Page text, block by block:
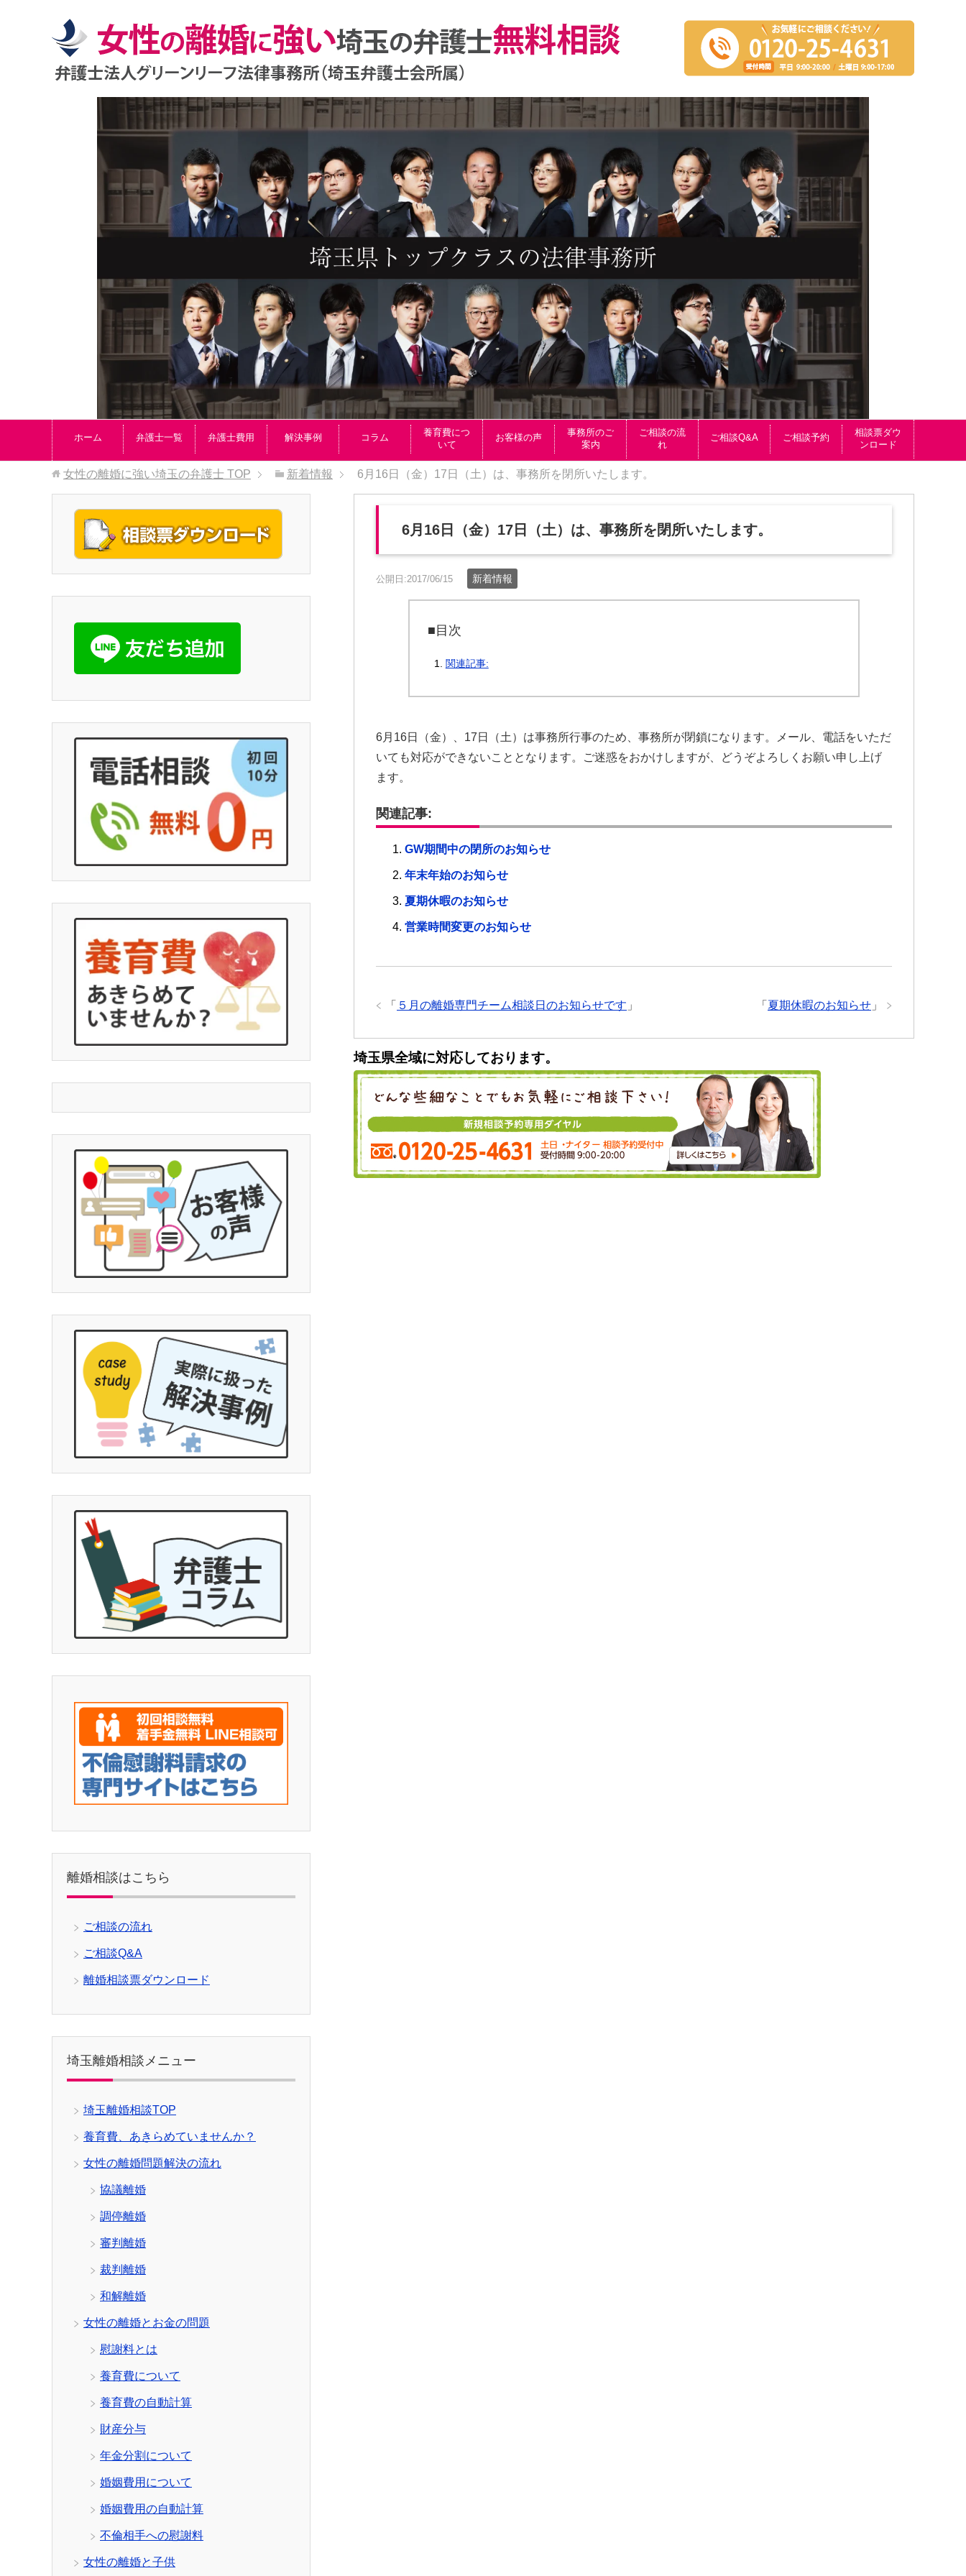
ホーム 弁護士一覧 弁護士費用 解決事例 コラム
養育費につ
いて
お客様の声
事務所のご
案内
ご相談の流
れ
ご相談Q&A ご相談予約
相談票ダウ
ンロード
女性の離婚に強い埼玉の弁護士 TOP 新着情報 6月16日（金）17日（土）は、事務所を閉所いたします。
6月16日（金）17日（土）は、事務所を閉所いたします。
公開日:2017/06/15 新着情報
■目次
関連記事:
6月16日（金）、17日（土）は事務所行事のため、事務所が閉鎖になります。メール、電話をいただ
いても対応ができないこととなります。ご迷惑をおかけしますが、どうぞよろしくお願い申し上げ
ます。
関連記事:
GW期間中の閉所のお知らせ
年末年始のお知らせ
夏期休暇のお知らせ
営業時間変更のお知らせ
「 夏期休暇のお知らせ 」
「 ５月の離婚専門チーム相談日のお知らせです 」
埼玉県全域に対応しております。
離婚相談はこちら
ご相談の流れ
ご相談Q&A
離婚相談票ダウンロード
埼玉離婚相談メニュー
埼玉離婚相談TOP
養育費、あきらめていませんか？
女性の離婚問題解決の流れ
協議離婚
調停離婚
審判離婚
裁判離婚
和解離婚
女性の離婚とお金の問題
慰謝料とは
養育費について
養育費の自動計算
財産分与
年金分割について
婚姻費用について
婚姻費用の自動計算
不倫相手への慰謝料
女性の離婚と子供